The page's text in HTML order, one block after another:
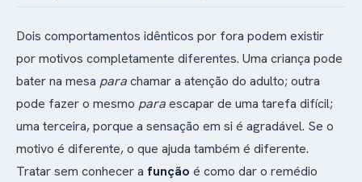
Dois comportamentos idênticos por fora podem existir
por motivos completamente diferentes. Uma criança pode
bater na mesa parachamar a atenção do adulto; outra
pode fazer o mesmo paraescapar de uma tarefa difícil;
uma terceira, porque a sensação em si é agradável. Se o
motivo é diferente, o que ajuda também é diferente.
Tratar sem conhecer a função é como dar o remédio